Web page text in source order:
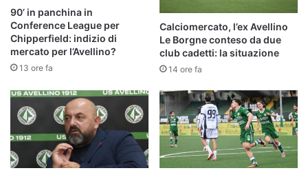
90’ in panchina in
Conference League per
Chipperfield: indizio di
mercato per l’Avellino?
13 ore fa
Calciomercato, l’ex Avellino
Le Borgne conteso da due
club cadetti: la situazione
14 ore fa